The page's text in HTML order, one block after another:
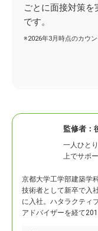
ごとに面接対策
です。
※2026年3月時点のカウ
監修者：
一人ひと
上でサポ
京都大学工学部建築学
技術者として新卒で入社
に入社。ハタラクティ
アドバイザーを経て